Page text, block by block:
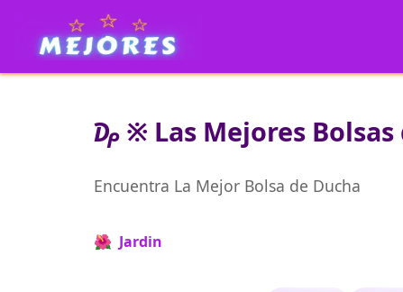
₯ ※ Las Mejores Bolsas
Encuentra La Mejor Bolsa de Ducha
🌺 Jardin